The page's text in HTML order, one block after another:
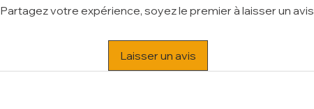
Partagez votre expérience, soyez le premier à laisser un
Laisser un avis